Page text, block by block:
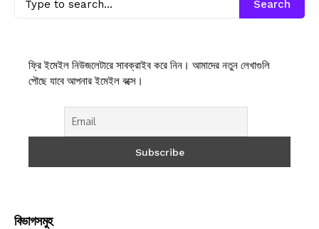
Search
ফ্রি ইমেইল নিউজলেটারে সাবক্রাইব করে নিন। আমাদের নতুন লেখাগুলি
পৌছে যাবে আপনার ইমেইল বক্সে।
বিভাগসমুহ